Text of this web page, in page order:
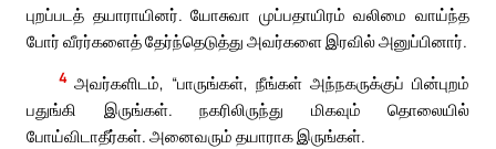
புறப்படத் தயாராயினர். யோசுவா முப்பதாயிரம் வலிமை வாய்ந்த
போர் வீரர்களைத் தேர்ந்தெடுத்து அவர்களை இரவில் அனுப்பினார்.
4 அவர்களிடம், “பாருங்கள், நீங்கள் அந்நகருக்குப் பின்புறம்
பதுங்கி இருங்கள். நகரிலிருந்து மிகவும் தொலையில்
போய்விடாதீர்கள். அனைவரும் தயாராக இருங்கள்.